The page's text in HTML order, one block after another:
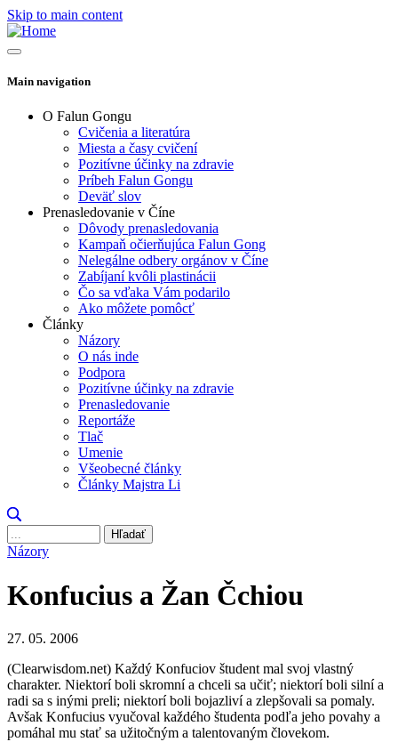
Skip to main content
Main navigation
O Falun Gongu
Cvičenia a literatúra
Miesta a časy cvičení
Pozitívne účinky na zdravie
Príbeh Falun Gongu
Deväť slov
Prenasledovanie v Číne
Dôvody prenasledovania
Kampaň očierňujúca Falun Gong
Nelegálne odbery orgánov v Číne
Zabíjaní kvôli plastinácii
Čo sa vďaka Vám podarilo
Ako môžete pomôcť
Články
Názory
O nás inde
Podpora
Pozitívne účinky na zdravie
Prenasledovanie
Reportáže
Tlač
Umenie
Všeobecné články
Články Majstra Li
Hľadať
Názory
Konfucius a Žan Čchiou
27. 05. 2006
(Clearwisdom.net) Každý Konfuciov študent mal svoj vlastný
charakter. Niektorí boli skromní a chceli sa učiť; niektorí boli silní a
radi sa s inými preli; niektorí boli bojazliví a zlepšovali sa pomaly.
Avšak Konfucius vyučoval každého študenta podľa jeho povahy a
pomáhal mu stať sa užitočným a talentovaným človekom.